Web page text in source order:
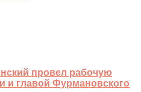
провел рабочую
и главой Фурмановского